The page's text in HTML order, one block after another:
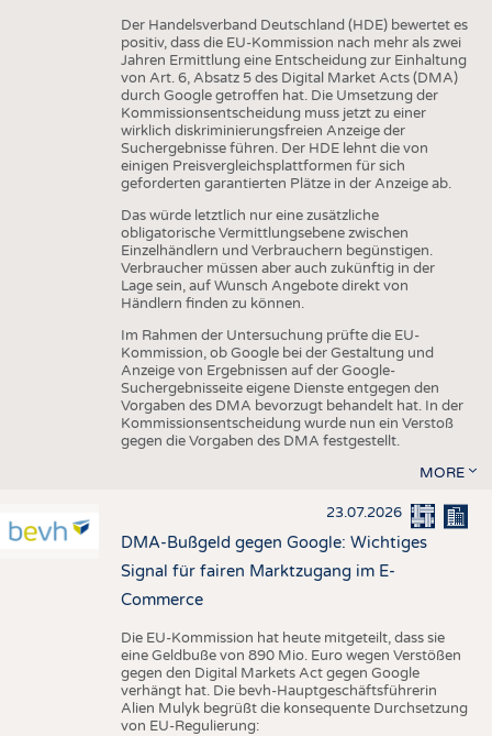
Der Handelsverband Deutschland (HDE) bewertet es
positiv, dass die EU-Kommission nach mehr als zwei
Jahren Ermittlung eine Entscheidung zur Einhaltung
von Art. 6, Absatz 5 des Digital Market Acts (DMA)
durch Google getroffen hat. Die Umsetzung der
Kommissionsentscheidung muss jetzt zu einer
wirklich diskriminierungsfreien Anzeige der
Suchergebnisse führen. Der HDE lehnt die von
einigen Preisvergleichsplattformen für sich
geforderten garantierten Plätze in der Anzeige ab.
Das würde letztlich nur eine zusätzliche
obligatorische Vermittlungsebene zwischen
Einzelhändlern und Verbrauchern begünstigen.
Verbraucher müssen aber auch zukünftig in der
Lage sein, auf Wunsch Angebote direkt von
Händlern finden zu können.
Im Rahmen der Untersuchung prüfte die EU-
Kommission, ob Google bei der Gestaltung und
Anzeige von Ergebnissen auf der Google-
Suchergebnisseite eigene Dienste entgegen den
Vorgaben des DMA bevorzugt behandelt hat. In der
Kommissionsentscheidung wurde nun ein Verstoß
gegen die Vorgaben des DMA festgestellt.
MORE
23.07.2026
DMA-Bußgeld gegen Google: Wichtiges
Signal für fairen Marktzugang im E-
Commerce
Die EU-Kommission hat heute mitgeteilt, dass sie
eine Geldbuße von 890 Mio. Euro wegen Verstößen
gegen den Digital Markets Act gegen Google
verhängt hat. Die bevh-Hauptgeschäftsführerin
Alien Mulyk begrüßt die konsequente Durchsetzung
von EU-Regulierung: